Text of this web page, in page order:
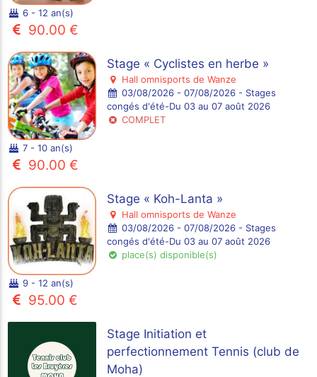
6 - 12 an(s)
90.00 €
Stage « Cyclistes en herbe »
Hall omnisports de Wanze
03/08/2026 - 07/08/2026 - Stages
congés d'été-Du 03 au 07 août 2026
COMPLET
7 - 10 an(s)
90.00 €
Stage « Koh-Lanta »
Hall omnisports de Wanze
03/08/2026 - 07/08/2026 - Stages
congés d'été-Du 03 au 07 août 2026
place(s) disponible(s)
9 - 12 an(s)
95.00 €
Stage Initiation et
perfectionnement Tennis (club de
Moha)